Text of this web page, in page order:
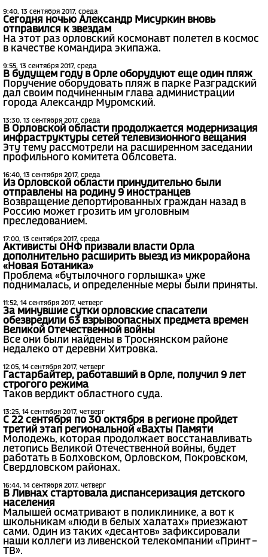
9:40, 13 сентября 2017, среда
Сегодня ночью Александр Мисуркин вновь
отправился к звездам
На этот раз орловский космонавт полетел в космос
в качестве командира экипажа.
9:55, 13 сентября 2017, среда
В будущем году в Орле оборудуют еще один пляж
Поручение оборудовать пляж в парке Разградский
дал своим подчиненным глава администрации
города Александр Муромский.
13:30, 13 сентября 2017, среда
В Орловской области продолжается модернизация
инфраструктуры сетей телевизионного вещания
Эту тему рассмотрели на расширенном заседании
профильного комитета Облсовета.
16:40, 13 сентября 2017, среда
Из Орловской области принудительно были
отправлены на родину 9 иностранцев
Возвращение депортированных граждан назад в
Россию может грозить им уголовным
преследованием.
17:00, 13 сентября 2017, среда
Активисты ОНФ призвали власти Орла
дополнительно расширить выезд из микрорайона
«Новая Ботаника»
Проблема «бутылочного горлышка» уже
поднималась, и определенные меры были приняты.
11:52, 14 сентября 2017, четверг
За минувшие сутки орловские спасатели
обезвредили 63 взрывоопасных предмета времен
Великой Отечественной войны
Все они были найдены в Троснянском районе
недалеко от деревни Хитровка.
12:05, 14 сентября 2017, четверг
Гастарбайтер, работавший в Орле, получил 9 лет
строгого режима
Таков вердикт областного суда.
13:25, 14 сентября 2017, четверг
С 22 сентября по 30 октября в регионе пройдет
третий этап региональной «Вахты Памяти
Молодежь, которая продолжает восстанавливать
летопись Великой Отечественной войны, будет
работать в Болховском, Орловском, Покровском,
Свердловском районах.
16:44, 14 сентября 2017, четверг
В Ливнах стартовала диспансеризация детского
населения
Малышей осматривают в поликлинике, а вот к
школьникам «люди в белых халатах» приезжают
сами. Один из таких «десантов» зафиксировали
наши коллеги из ливенской телекомпании «Принт –
ТВ».